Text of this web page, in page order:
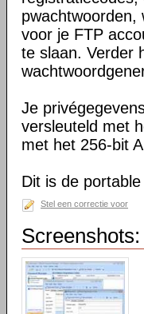
pwachtwoorden,
voor je FTP
te slaan. Verder
Je
versleuteld met
met het 256-bit
Dit is de
Stel een correctie voor
Screenshots: